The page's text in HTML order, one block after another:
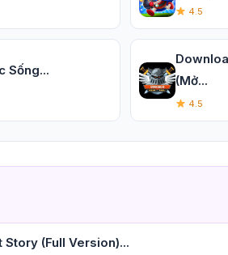
4.5
Sống...
(Mở...
4.5
(Full Version)...